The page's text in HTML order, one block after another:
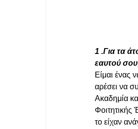
1 .Για τα
εαυτού
Είμαι ένας
αρέσει να
Ακαδημία
το είχαν